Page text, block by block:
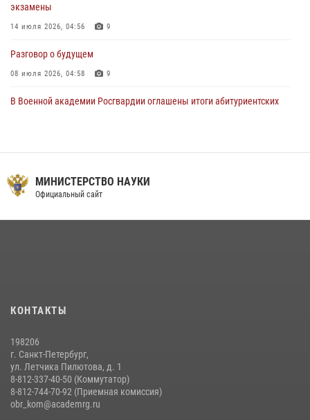
экзамены
14 июля 2026, 04:56 9
Разговор о будущем
08 июля 2026, 04:58 9
В Военной академии Росгвардии оглашены итоги абитуриентских
09 июля 2026, 11:58 9
МИНИСТЕРСТВО НАУКИ
Официальный сайт
КОНТАКТЫ
198206
г. Санкт-Петербург,
ул. Летчика Пилютова, д. 1
8-812-337-40-50 (Коммутатор)
8-812-744-70-92 (Приемная комиссия)
obr_kom@academrg.ru